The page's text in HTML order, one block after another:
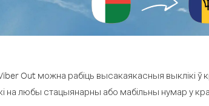
Out можна рабіць высакаякасныя выклікі ў
на любы стацыянарны або мабільны нумар у